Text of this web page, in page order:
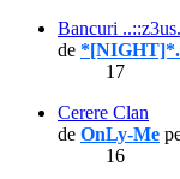
Bancuri
de
17
Cerere Clan
de OnLy-Me
16